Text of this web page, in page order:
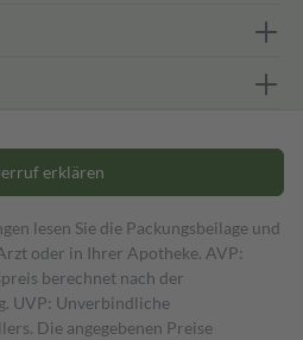
erklären
lesen Sie die Packungsbeilage und
oder in Ihrer Apotheke. AVP:
berechnet nach der
UVP: Unverbindliche
Die angegebenen Preise